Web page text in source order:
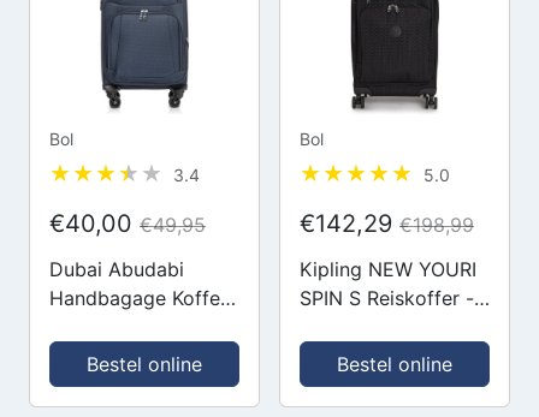
Bol
3.4
€40,00 €49,95
Dubai Abudabi
Handbagage Koffer
Liter - Expandable -
Blauw
Bestel online
Bol
5.0
€142,29 €198,99
Kipling NEW YOURI
SPIN S Reiskoffer -
Bestel online